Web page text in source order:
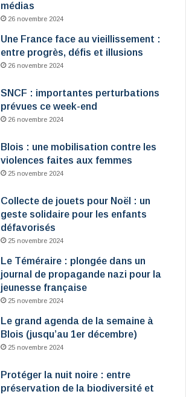
médias
26 novembre 2024
Une France face au vieillissement :
entre progrès, défis et illusions
26 novembre 2024
SNCF : importantes perturbations
prévues ce week-end
26 novembre 2024
Blois : une mobilisation contre les
violences faites aux femmes
25 novembre 2024
Collecte de jouets pour Noël : un
geste solidaire pour les enfants
défavorisés
25 novembre 2024
Le Téméraire : plongée dans un
journal de propagande nazi pour la
jeunesse française
25 novembre 2024
Le grand agenda de la semaine à
Blois (jusqu’au 1er décembre)
25 novembre 2024
Protéger la nuit noire : entre
préservation de la biodiversité et